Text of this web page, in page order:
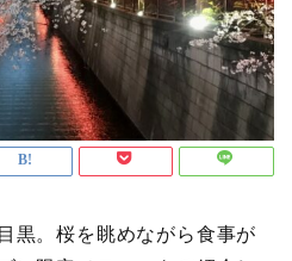
黒。桜を眺めながら食事が